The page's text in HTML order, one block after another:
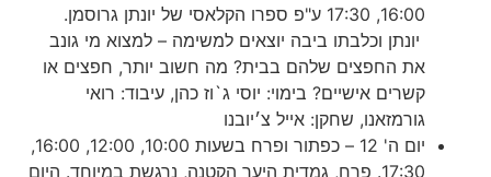
16:00, 17:30 ע"פ ספרו הקלאסי של יונתן גרוסמן.
יונתן וכלבתו ביבה יוצאים למשימה – למצוא מי גונב
את החפצים שלהם בבית? מה חשוב יותר, חפצים או
קשרים אישיים? בימוי: יוסי ג`וז כהן, עיבוד: רואי
גורמזאנו, שחקן: אייל צ׳יובנו
יום ה' 12 – כפתור ופרח בשעות 10:00, 12:00, 16:00,
17:30. פרח, גמדית היער הקטנה, נרגשת במיוחד. היום